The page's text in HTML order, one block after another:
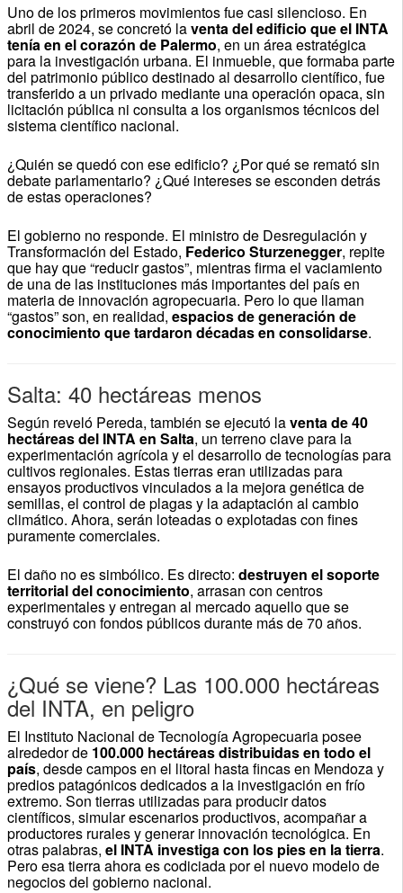
Uno de los primeros movimientos fue casi silencioso. En
abril de 2024, se concretó laventa del edificio que el INTA
tenía en el corazón de Palermo, en un área estratégica
para la investigación urbana. El inmueble, que formaba parte
del patrimonio público destinado al desarrollo científico, fue
transferido a un privado mediante una operación opaca, sin
licitación pública ni consulta a los organismos técnicos del
sistema científico nacional.
¿Quién se quedó con ese edificio? ¿Por qué se remató sin
debate parlamentario? ¿Qué intereses se esconden detrás
de estas operaciones?
El gobierno no responde. El ministro de Desregulación y
Transformación del Estado, Federico Sturzenegger, repite
que hay que “reducir gastos”, mientras firma el vaciamiento
de una de las instituciones más importantes del país en
materia de innovación agropecuaria. Pero lo que llaman
“gastos” son, en realidad, espacios de generación de
conocimiento que tardaron décadas en consolidarse.
Salta: 40 hectáreas menos
Según reveló Pereda, también se ejecutó laventa de 40
hectáreas del INTA en Salta, un terreno clave para la
experimentación agrícola y el desarrollo de tecnologías para
cultivos regionales. Estas tierras eran utilizadas para
ensayos productivos vinculados a la mejora genética de
semillas, el control de plagas y la adaptación al cambio
climático. Ahora, serán loteadas o explotadas con fines
puramente comerciales.
El daño no es simbólico. Es directo: destruyen el soporte
territorial del conocimiento, arrasan con centros
experimentales y entregan al mercado aquello que se
construyó con fondos públicos durante más de 70 años.
¿Qué se viene? Las 100.000 hectáreas
del INTA, en peligro
El Instituto Nacional de Tecnología Agropecuaria posee
alrededor de 100.000 hectáreas distribuidas en todo el
país, desde campos en el litoral hasta fincas en Mendoza y
predios patagónicos dedicados a la investigación en frío
extremo. Son tierras utilizadas para producir datos
científicos, simular escenarios productivos, acompañar a
productores rurales y generar innovación tecnológica. En
otras palabras, el INTA investiga con los pies en la tierra.
Pero esa tierra ahora es codiciada por el nuevo modelo de
negocios del gobierno nacional.